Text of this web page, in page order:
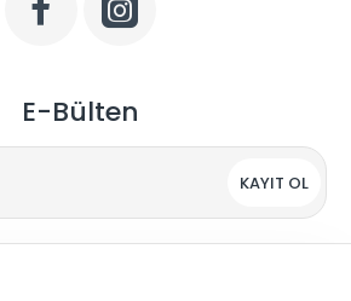
E-Bülten
KAYIT OL